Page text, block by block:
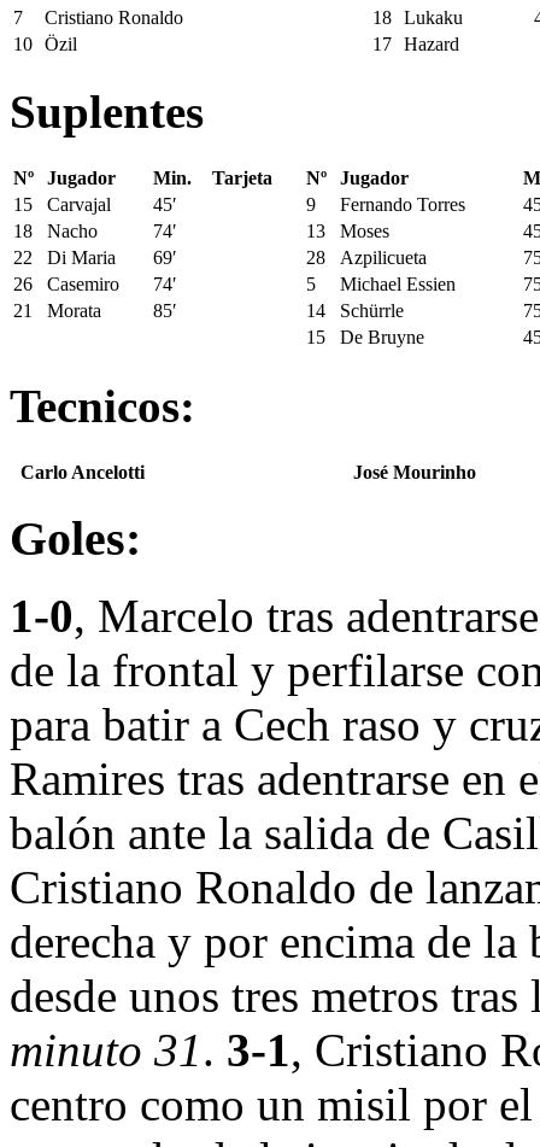
7
Cristiano Ronaldo 18 Lukaku
10 Özil 17 Hazard
Suplentes
Nº Jugador Min. Tarjeta Nº Jugador
15
Carvajal 45′ 9 Fernando Torres
18
Nacho 74′ 13 Moses
22
Di Maria 69′ 28 Azpilicueta
26
Casemiro 74′ 5 Michael Essien
21
Morata 85′ 14 Schürrle
15
De Bruyne
Tecnicos:
Carlo Ancelotti José Mourinho
Goles:
1-0, Marcelo tras
de la frontal y perfilarse
para batir a Cech raso y
Ramires tras adentrarse en
balón ante la salida de
Cristiano Ronaldo de
derecha y por encima de
desde unos tres metros
minuto 31. 3-1, Cristiano
centro como un misil por